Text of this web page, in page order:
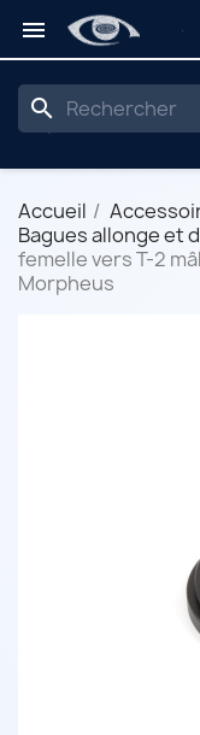

search
Accueil
Bagues allonge et
femelle vers T-2
Morpheus